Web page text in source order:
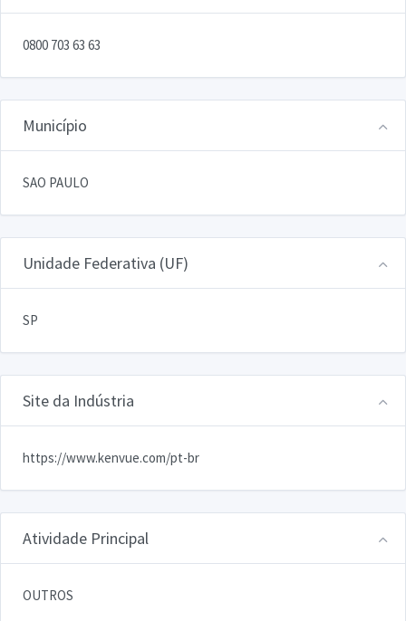
0800 703 63 63
Município
SAO PAULO
Unidade Federativa (UF)
SP
Site da Indústria
https://www.kenvue.com/pt-br
Atividade Principal
OUTROS